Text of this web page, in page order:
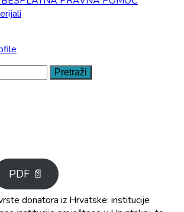
PDF 📄
donatora iz Hrvatske: institucije